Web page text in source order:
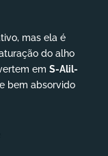
mas ela é
do alho
em S-Alil-
bem absorvido